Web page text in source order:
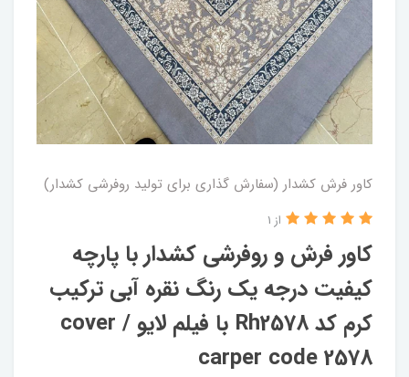
کاور فرش کشدار (سفارش گذاری برای تولید روفرشی کشدار)
کاور فرش و روفرشی کشدار با پارچه
کیفیت درجه یک رنگ نقره آبی ترکیب
کرم کد Rh2578 با فیلم لایو / cover
carper code 2578
از 1